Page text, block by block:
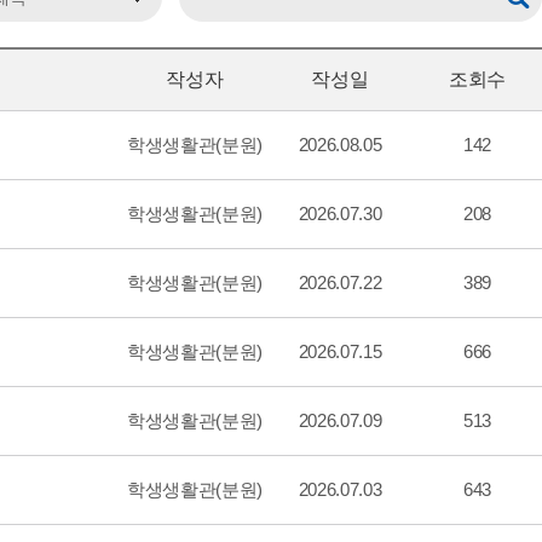
작성자 작성일 조회수
학생생활관(분원) 2026.08.05 142
학생생활관(분원) 2026.07.30 208
학생생활관(분원) 2026.07.22 389
학생생활관(분원) 2026.07.15 666
학생생활관(분원) 2026.07.09 513
학생생활관(분원) 2026.07.03 643